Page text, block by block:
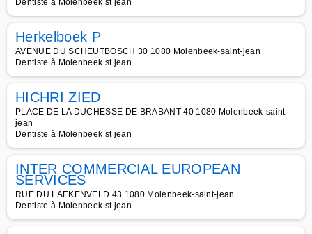
Dentiste à Molenbeek st jean
Herkelboek P
AVENUE DU SCHEUTBOSCH 30 1080 Molenbeek-saint-jean
Dentiste à Molenbeek st jean
HICHRI ZIED
PLACE DE LA DUCHESSE DE BRABANT 40 1080 Molenbeek-saint-
jean
Dentiste à Molenbeek st jean
INTER COMMERCIAL EUROPEAN
SERVICES
RUE DU LAEKENVELD 43 1080 Molenbeek-saint-jean
Dentiste à Molenbeek st jean